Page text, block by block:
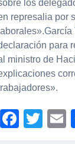
los
represalia por
para
ministro de